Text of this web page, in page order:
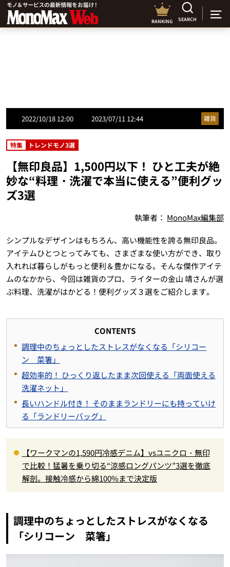
RANKING SEARCH
2022/10/18 12:00 2023/07/11 12:44 雑貨
特集 トレンドモノ3選
【無印良品】1,500円以下！ ひと工夫が絶
妙な“料理・洗濯で本当に使える”便利グッ
ズ3選
執筆者： MonoMax編集部
シンプルなデザインはもちろん、高い機能性を誇る無印良品。
アイテムひとつとってみても、さまざまな使い方ができ、取り
入れれば暮らしがもっと便利＆豊かになる。そんな傑作アイテ
ムのなかから、今回は雑貨のプロ、ライターの金山 靖さんが選
ぶ料理、洗濯がはかどる！便利グッズ３選をご紹介します。
CONTENTS
調理中のちょっとしたストレスがなくなる「シリコー
ン 菜箸」
超効率的！ ひっくり返したまま次回使える「両面使える
洗濯ネット」
長いハンドル付き！ そのままランドリーにも持っていけ
る「ランドリーバッグ」
【ワークマンの1,590円冷感デニム】vsユニクロ・無印
で比較！猛暑を乗り切る“涼感ロングパンツ”3選を徹底
解剖。接触冷感から綿100%まで決定版
調理中のちょっとしたストレスがなくなる
「シリコーン 菜箸」